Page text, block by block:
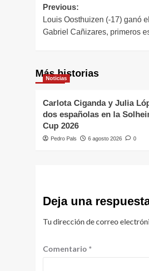
Navegación
de
Previous:
Louis Oosthuizen (-17) ganó
Gabriel Cañizares, primeros
Más historias
Noticias
Carlota Ciganda y Julia
dos españolas en la
Cup 2026
Pedro Pals 6 agosto 2026 0
Deja una
Tu dirección de correo
Comentario *